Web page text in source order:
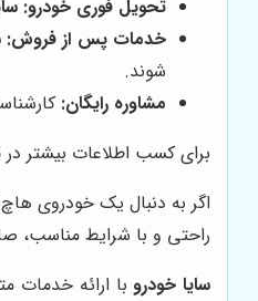
تحویل فوری خودرو:
خدمات پس از فروش:
شوند.
مشاوره رایگان:
برای کسب اطلاعات بیشتر در
اگر به دنبال یک خودروی هاچ‌بک جمع و جور، با
راحتی و با شرایط مناسب،
سایا خودرو با ارائه خدمات